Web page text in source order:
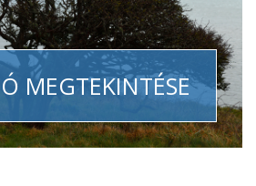
MEGTEKINTÉSE